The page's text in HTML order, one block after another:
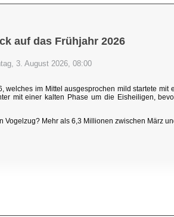
auf das Frühjahr 2026
3. August 2026, 08:00
welches im Mittel ausgesprochen mild startete
mit einer kalten Phase um die Eisheiligen,
Vogelzug? Mehr als 6,3 Millionen zwischen März